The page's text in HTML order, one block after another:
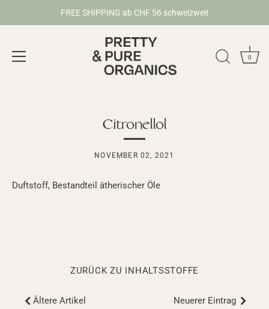
FREE SHIPPING ab CHF 56 schweizweit
0
Citronellol
NOVEMBER 02, 2021
Duftstoff, Bestandteil ätherischer Öle
ZURÜCK ZU INHALTSSTOFFE
Ältere Artikel Neuerer Eintrag